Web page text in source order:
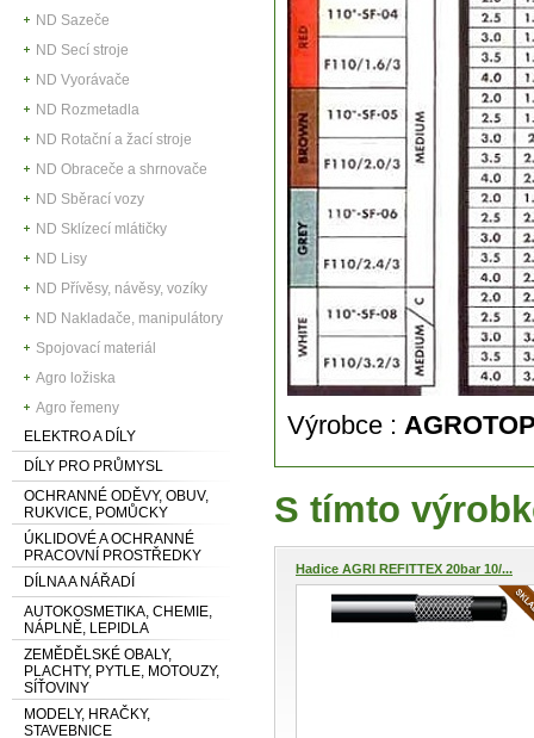
ND Sazeče
ND Secí stroje
ND Vyorávače
ND Rozmetadla
ND Rotační a žací stroje
ND Obraceče a shrnovače
ND Sběrací vozy
ND Sklízecí mlátičky
ND Lisy
ND Přívěsy, návěsy, vozíky
ND Nakladače, manipulátory
Spojovací materiál
Agro ložiska
Agro řemeny
ELEKTRO A DÍLY
DÍLY PRO PRŮMYSL
OCHRANNÉ ODĚVY, OBUV,
RUKVICE, POMŮCKY
ÚKLIDOVÉ A OCHRANNÉ
PRACOVNÍ PROSTŘEDKY
DÍLNA A NÁŘADÍ
AUTOKOSMETIKA, CHEMIE,
NÁPLNĚ, LEPIDLA
ZEMĚDĚLSKÉ OBALY,
PLACHTY, PYTLE, MOTOUZY,
SÍŤOVINY
MODELY, HRAČKY,
STAVEBNICE
Výrobce :
S tímto
Hadice AGRI REFITTEX 20bar 10/...